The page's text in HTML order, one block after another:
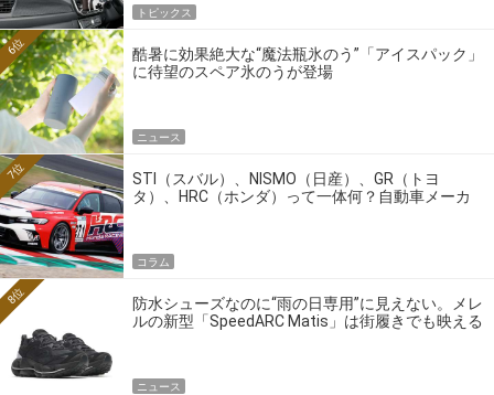
トピックス
酷暑に効果絶大な“魔法瓶氷のう”「アイスパック」
に待望のスペア氷のうが登場
6位
ニュース
STI（スバル）、NISMO（日産）、GR（トヨ
タ）、HRC（ホンダ）って一体何？自動車メーカ
7位
コラム
防水シューズなのに“雨の日専用”に見えない。メレ
ルの新型「SpeedARC Matis」は街履きでも映える
8位
ニュース